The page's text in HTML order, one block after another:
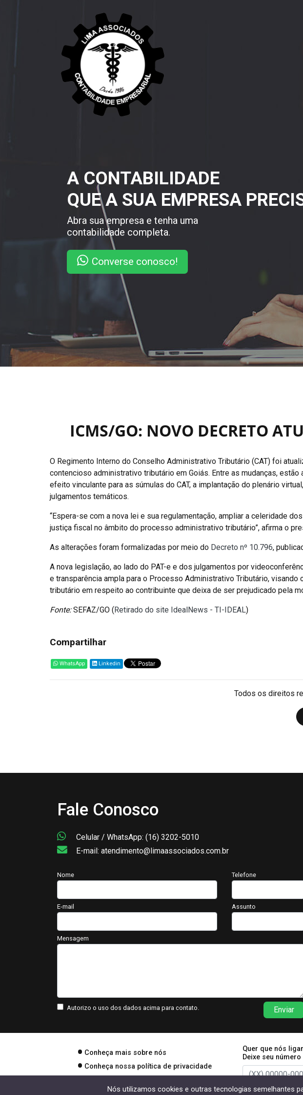
A CONTABILIDADE
QUE A SUA EMPRESA
Abra sua empresa e tenha uma
contabilidade completa.
Converse conosco!
ICMS/GO: NOVO DECRETO
O Regimento Interno do Conselho Administrativo Tributário (CAT) foi
contencioso administrativo tributário em Goiás. Entre as mudanças,
efeito vinculante para as súmulas do CAT, a implantação do plenário
julgamentos temáticos.
“Espera-se com a nova lei e sua regulamentação, ampliar a celeridade
justiça fiscal no âmbito do processo administrativo tributário”, afirma o
As alterações foram formalizadas por meio do Decreto nº 10.796,
A nova legislação, ao lado do PAT-e e dos julgamentos por
e transparência ampla para o Processo Administrativo Tributário,
tributário em respeito ao contribuinte que deixa de ser prejudicado pela
Fonte:SEFAZ/GO (Retirado do site IdealNews - TI-IDEAL)
Compartilhar
WhatsApp Linkedin
Todos os direitos
Fale Conosco
Celular / WhatsApp: (16) 3202-5010
E-mail: atendimento@limaassociados.com.br
Nome Telefone
E-mail Assunto
Mensagem
Autorizo o uso dos dados acima para contato.
Enviar
Conheça mais sobre nós
Conheça nossa política de privacidade
Quer que nós
Deixe seu número
Nós utilizamos cookies e outras tecnologias semelhantes